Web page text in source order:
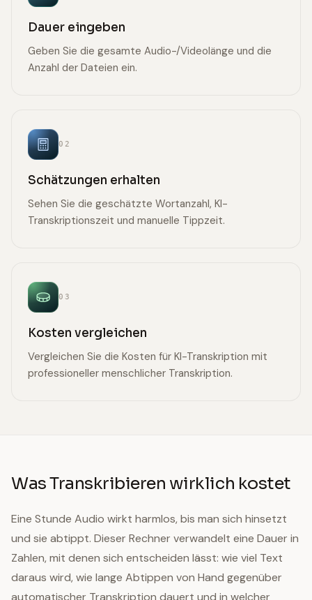
Dauer eingeben
Geben Sie die gesamte Audio-/Videolänge und die
Anzahl der Dateien ein.
02
Schätzungen erhalten
Sehen Sie die geschätzte Wortanzahl, KI-
Transkriptionszeit und manuelle Tippzeit.
03
Kosten vergleichen
Vergleichen Sie die Kosten für KI-Transkription mit
professioneller menschlicher Transkription.
Was Transkribieren wirklich kostet
Eine Stunde Audio wirkt harmlos, bis man sich hinsetzt
und sie abtippt. Dieser Rechner verwandelt eine Dauer in
Zahlen, mit denen sich entscheiden lässt: wie viel Text
daraus wird, wie lange Abtippen von Hand gegenüber
automatischer Transkription dauert und in welcher